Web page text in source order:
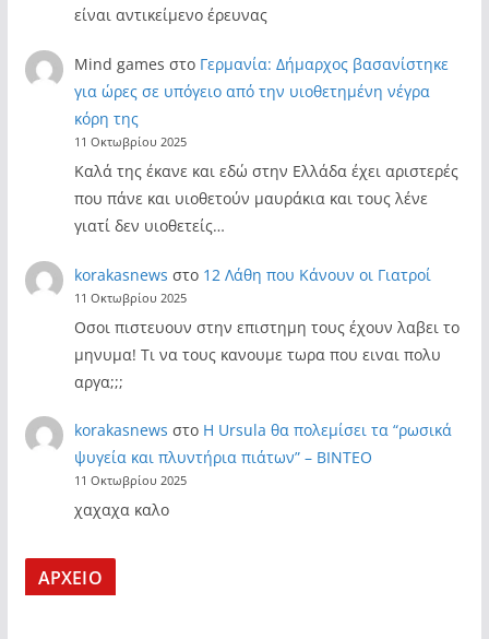
είναι αντικείμενο έρευνας
Mind games στο Γερμανία: Δήμαρχος βασανίστηκε
για ώρες σε υπόγειο από την υιοθετημένη νέγρα
κόρη της
11 Οκτωβρίου 2025
Καλά της έκανε και εδώ στην Ελλάδα έχει αριστερές
που πάνε και υιοθετούν μαυράκια και τους λένε
γιατί δεν υιοθετείς…
korakasnews στο 12 Λάθη που Κάνουν οι Γιατροί
11 Οκτωβρίου 2025
Οσοι πιστευουν στην επιστημη τους έχουν λαβει το
μηνυμα! Τι να τους κανουμε τωρα που ειναι πολυ
αργα;;;
korakasnews στο Η Ursula θα πολεμίσει τα “ρωσικά
ψυγεία και πλυντήρια πιάτων” – ΒΙΝΤΕΟ
11 Οκτωβρίου 2025
χαχαχα καλο
ΑΡΧΕΙΟ